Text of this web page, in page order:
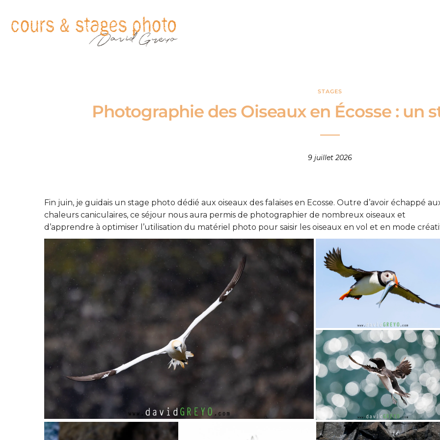
STAGES
Photographie des Oiseaux en Écosse : un
9 juillet 2026
Fin juin, je guidais un stage photo dédié aux oiseaux des falaises en Ecosse. Outre d’avoir échappé
chaleurs caniculaires, ce séjour nous aura permis de photographier de nombreux oiseaux et
d’apprendre à optimiser l’utilisation du matériel photo pour saisir les oiseaux en vol et en mode